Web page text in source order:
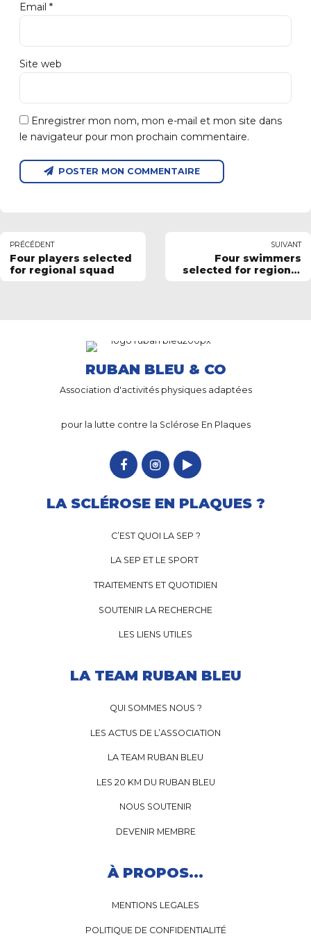
Email *
Site web
Enregistrer mon nom, mon e-mail et mon site dans
le navigateur pour mon prochain commentaire.
POSTER MON COMMENTAIRE
PRÉCÉDENT
Four players selected
for regional squad
SUIVANT
Four swimmers
selected for regional
RUBAN BLEU & CO
Association d'activités physiques adaptées
pour la lutte contre la Sclérose En Plaques
LA SCLÉROSE EN PLAQUES ?
C’EST QUOI LA SEP ?
LA SEP ET LE SPORT
TRAITEMENTS ET QUOTIDIEN
SOUTENIR LA RECHERCHE
LES LIENS UTILES
LA TEAM RUBAN BLEU
QUI SOMMES NOUS ?
LES ACTUS DE L’ASSOCIATION
LA TEAM RUBAN BLEU
LES 20 KM DU RUBAN BLEU
NOUS SOUTENIR
DEVENIR MEMBRE
À PROPOS...
MENTIONS LEGALES
POLITIQUE DE CONFIDENTIALITÉ